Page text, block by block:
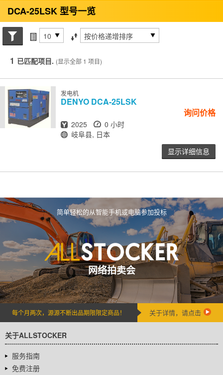
DCA-25LSK 型号一览
搜索状态每页项目 排序方式
1 已匹配项目. (显示全部 1 项目)
发电机
DENYO DCA-25LSK
询问价格
出厂年份
2025 小时
0 小时
地点
岐阜县, 日本
显示详细信息
简单轻松的从智能手机或电脑参加投标
网络拍卖会
每个月两次，源源不断出品期限限定商品！ 关于详情，请点击
关于ALLSTOCKER
服务指南
免费注册